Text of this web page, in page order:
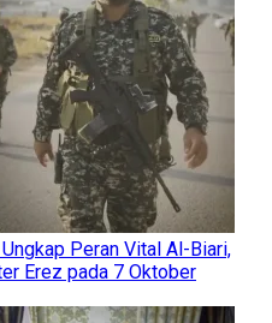
Peran Vital Al-Biari,
Erez pada 7 Oktober